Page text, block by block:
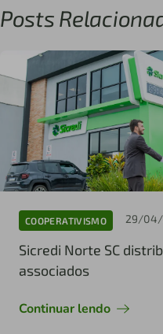
Posts
COOPERATIVISMO 29/04/
Sicredi Norte SC
associados
Continuar lendo